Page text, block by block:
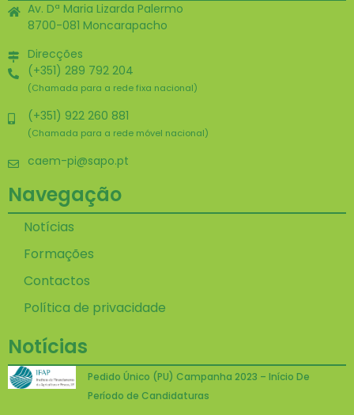
Av. Dª Maria Lizarda Palermo
8700-081 Moncarapacho
Direcções
(+351) 289 792 204
(Chamada para a rede fixa nacional)
(+351) 922 260 881
(Chamada para a rede móvel nacional)
caem-pi@sapo.pt
Navegação
Notícias
Formações
Contactos
Política de privacidade
Notícias
Pedido Único (PU) Campanha 2023 – Início De
Período de Candidaturas